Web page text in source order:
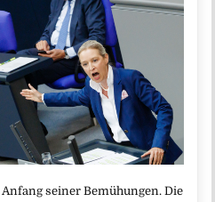
seiner Bemühungen. Die